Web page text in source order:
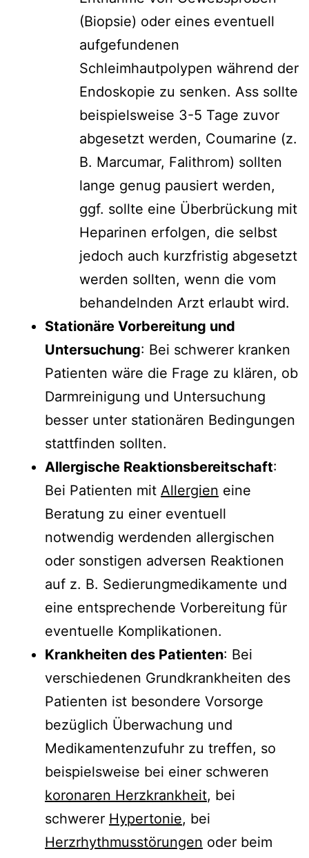
(Biopsie) oder eines eventuell
aufgefundenen
Schleimhautpolypen während der
Endoskopie zu senken. Ass sollte
beispielsweise 3-5 Tage zuvor
abgesetzt werden, Coumarine (z.
B. Marcumar, Falithrom) sollten
lange genug pausiert werden,
ggf. sollte eine Überbrückung mit
Heparinen erfolgen, die selbst
jedoch auch kurzfristig abgesetzt
werden sollten, wenn die vom
behandelnden Arzt erlaubt wird.
Stationäre Vorbereitung und
Untersuchung: Bei schwerer kranken
Patienten wäre die Frage zu klären, ob
Darmreinigung und Untersuchung
besser unter stationären Bedingungen
stattfinden sollten.
Allergische Reaktionsbereitschaft:
Bei Patienten mit Allergien eine
Beratung zu einer eventuell
notwendig werdenden allergischen
oder sonstigen adversen Reaktionen
auf z. B. Sedierungmedikamente und
eine entsprechende Vorbereitung für
eventuelle Komplikationen.
Krankheiten des Patienten: Bei
verschiedenen Grundkrankheiten des
Patienten ist besondere Vorsorge
bezüglich Überwachung und
Medikamentenzufuhr zu treffen, so
beispielsweise bei einer schweren
koronaren Herzkrankheit, bei
schwerer Hypertonie, bei
Herzrhythmusstörungen oder beim